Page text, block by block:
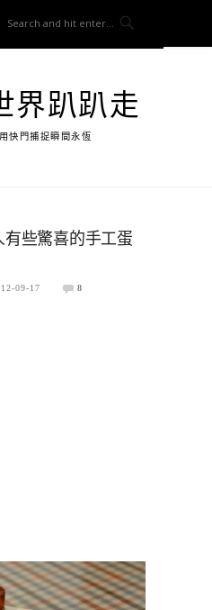
界趴趴走
快門捕捉瞬間永恆
有些驚喜的手工蛋
09-17 8